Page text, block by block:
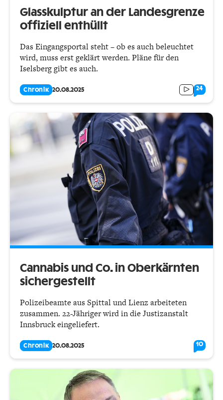
Glasskulptur an der Landesgrenze
offiziell enthüllt
Das Eingangsportal steht – ob es auch beleuchtet
wird, muss erst geklärt werden. Pläne für den
Iselsberg gibt es auch.
Chronik 20.08.2025 24
Cannabis und Co. in Oberkärnten
sichergestellt
Polizeibeamte aus Spittal und Lienz arbeiteten
zusammen. 22-Jähriger wird in die Justizanstalt
Innsbruck eingeliefert.
Chronik 20.08.2025 10